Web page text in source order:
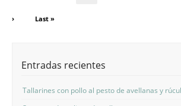
› Last »
Entradas recientes
Tallarines con pollo al pesto de avellanas y